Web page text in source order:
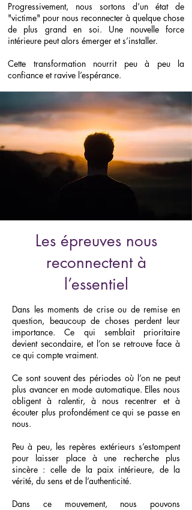
Progressivement, nous sortons d’un état de
"victime" pour nous reconnecter à quelque chose
de plus grand en soi. Une nouvelle force
intérieure peut alors émerger et s’installer.
Cette transformation nourrit peu à peu la
confiance et ravive l’espérance.
Les épreuves nous
reconnectent à
l’essentiel
Dans les moments de crise ou de remise en
question, beaucoup de choses perdent leur
importance. Ce qui semblait prioritaire
devient secondaire, et l’on se retrouve face à
ce qui compte vraiment.
Ce sont souvent des périodes où l’on ne peut
plus avancer en mode automatique. Elles nous
obligent à ralentir, à nous recentrer et à
écouter plus profondément ce qui se passe en
nous.
Peu à peu, les repères extérieurs s’estompent
pour laisser place à une recherche plus
sincère : celle de la paix intérieure, de la
vérité, du sens et de l’authenticité.
Dans ce mouvement, nous pouvons